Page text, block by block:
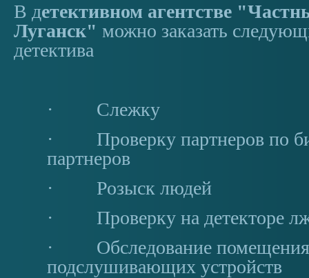
В детективном агентстве
Луганск" можно заказать
детектива
· Слежку
· Проверку партнеров по
партнеров
· Розыск людей
· Проверку на детекторе
· Обследование помещения
подслушивающих устройств